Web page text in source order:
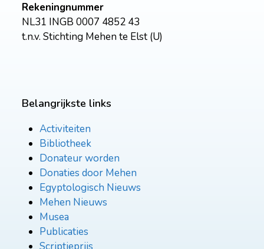
Rekeningnummer
NL31 INGB 0007 4852 43
t.n.v. Stichting Mehen te Elst (U)
Belangrijkste links
Activiteiten
Bibliotheek
Donateur worden
Donaties door Mehen
Egyptologisch Nieuws
Mehen Nieuws
Musea
Publicaties